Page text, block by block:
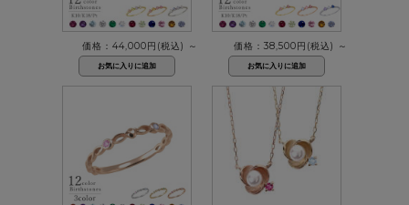
価格：44,000円(税込) ～ 価格：38,500円(税込) ～